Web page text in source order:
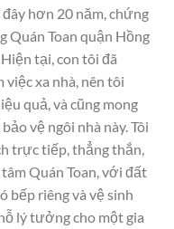
đây hơn 20 năm, chứng
Quán Toan quận Hồng
tại, con tôi đã
xa nhà, nên tôi
quả, và cũng mong
vệ ngôi nhà này. Tôi
trực tiếp, thẳng thắn,
Quán Toan, với đất
bếp riêng và vệ sinh
lý tưởng cho một gia